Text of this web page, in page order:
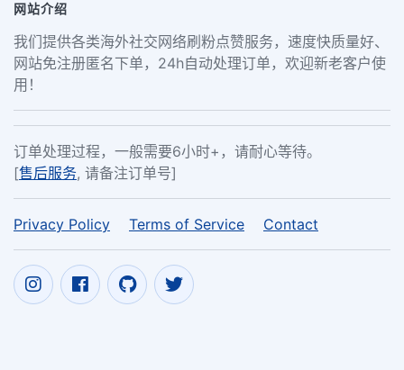
网站介绍
我们提供各类海外社交网络刷粉点赞服务，速度快质量好、
网站免注册匿名下单，24h自动处理订单，欢迎新老客户使
用！
订单处理过程，一般需要6小时+，请耐心等待。
[售后服务, 请备注订单号]
Privacy Policy Terms of Service Contact